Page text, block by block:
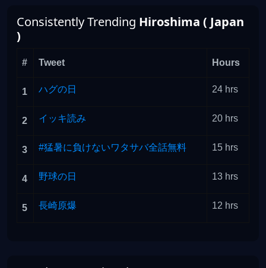
Consistently Trending Hiroshima ( Japan
)
# Tweet Hours
1 ハグの日 24 hrs
2 イッキ読み 20 hrs
3 #猛暑に負けないワタサバ全話無料 15 hrs
4 野球の日 13 hrs
5 長崎原爆 12 hrs